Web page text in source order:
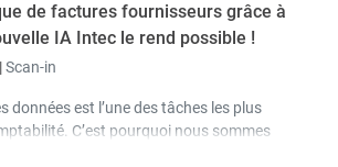
de factures fournisseurs grâce à
IA Intec le rend possible !
|Scan-in
données est l’une des tâches les plus
C’est pourquoi nous sommes